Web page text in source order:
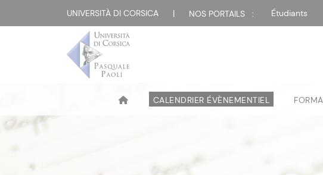
UNIVERSITÀ DI CORSICA | NOS PORTAILS : Étudiants
CALENDRIER ÉVÈNEMENTIEL